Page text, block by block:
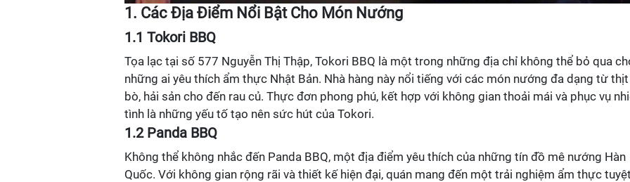
1. Các Địa Điểm Nổi Bật Cho Món Nướng
1.1 Tokori BBQ
Tọa lạc tại số 577 Nguyễn Thị Thập, Tokori BBQ là một trong những địa chỉ không thể bỏ qua
những ai yêu thích ẩm thực Nhật Bản. Nhà hàng này nổi tiếng với các món nướng đa dạng từ thịt
bò, hải sản cho đến rau củ. Thực đơn phong phú, kết hợp với không gian thoải mái và phục vụ
tình là những yếu tố tạo nên sức hút của Tokori.
1.2 Panda BBQ
Không thể không nhắc đến Panda BBQ, một địa điểm yêu thích của những tín đồ mê nướng Hàn
Quốc. Với không gian rộng rãi và thiết kế hiện đại, quán mang đến một trải nghiệm ẩm thực